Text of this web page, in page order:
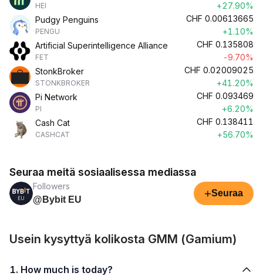
HEI
+27.90%
Pudgy Penguins
PENGU
CHF 0.00613665
+1.10%
Artificial Superintelligence Alliance
FET
CHF 0.135808
-9.70%
StonkBroker
STONKBROKER
CHF 0.02009025
+41.20%
Pi Network
PI
CHF 0.093469
+6.20%
Cash Cat
CASHCAT
CHF 0.138411
+56.70%
Seuraa meitä sosiaalisessa mediassa
Followers
@Bybit EU
+Seuraa
Usein kysyttyä kolikosta GMM (Gamium)
1. How much is today?